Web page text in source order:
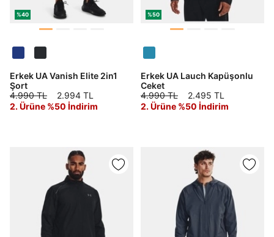
%40
Erkek UA Vanish Elite 2in1
Şort
4.990 TL
2.994 TL
2. Ürüne %50 İndirim
%50
Erkek UA Lauch Kapüşonlu
Ceket
4.990 TL
2.495 TL
2. Ürüne %50 İndirim